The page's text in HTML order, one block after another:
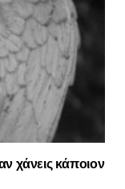
χάνεις κάποιον